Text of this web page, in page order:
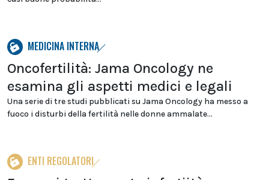
MEDICINA INTERNA
Oncofertilità: Jama Oncology ne
esamina gli aspetti medici e legali
Una serie di tre studi pubblicati su Jama Oncology ha messo a
fuoco i disturbi della fertilità nelle donne ammalate...
ENTI REGOLATORI